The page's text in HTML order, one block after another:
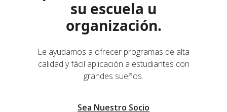
su escuela u
organización.
Le ayudamos a ofrecer programas de alta
calidad y fácil aplicación a estudiantes con
grandes sueños.
Sea Nuestro Socio